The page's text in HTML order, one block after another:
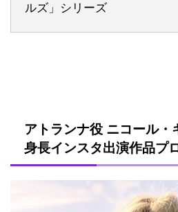
ルズ」シリーズ
アトランナ役 ニコール・
身長インスタ出演作品プ